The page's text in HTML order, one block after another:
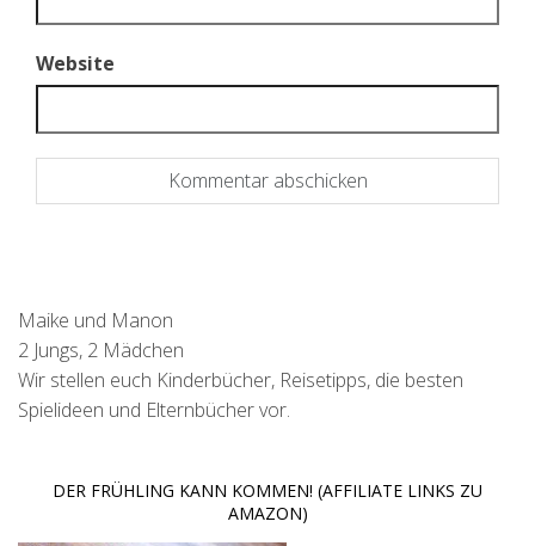
Website
Maike und Manon
2 Jungs, 2 Mädchen
Wir stellen euch Kinderbücher, Reisetipps, die besten
Spielideen und Elternbücher vor.
DER FRÜHLING KANN KOMMEN! (AFFILIATE LINKS ZU
AMAZON)